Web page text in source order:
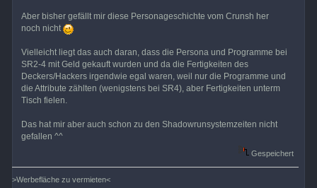
Aber bisher gefällt mir diese Personageschichte vom Crunsh her
noch nicht
Vielleicht liegt das auch daran, dass die Persona und Programme bei
SR2-4 mit Geld gekauft wurden und da die Fertigkeiten des
Deckers/Hackers irgendwie egal waren, weil nur die Programme und
die Attribute zählten (wenigstens bei SR4), aber Fertigkeiten unterm
Tisch fielen.
Das hat mir aber auch schon zu den Shadowrunsystemzeiten nicht
gefallen ^^
Gespeichert
>Werbefläche zu vermieten<